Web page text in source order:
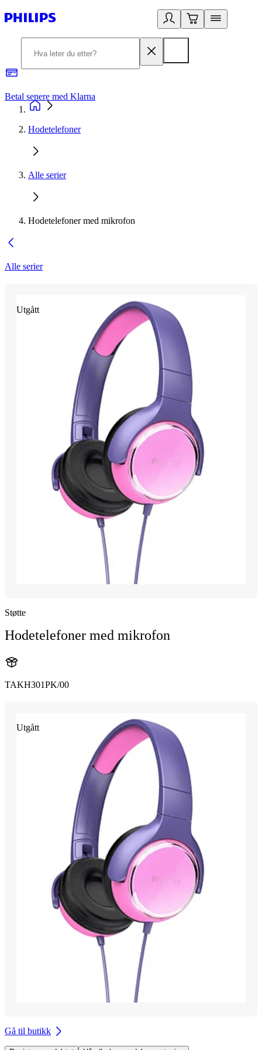
Betal senere med Klarna
Hodetelefoner
Alle serier
Hodetelefoner med mikrofon
Alle serier
Utgått
Støtte
Hodetelefoner med mikrofon
TAKH301PK/00
Utgått
Gå til butikk